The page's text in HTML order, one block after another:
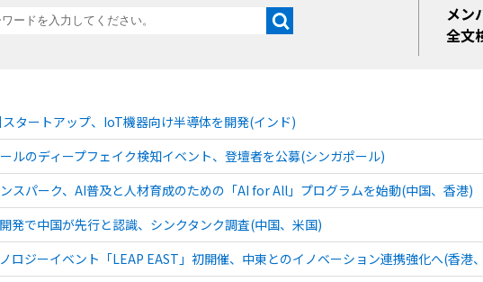
メン
全文
タートアップ、IoT機器向け半導体を開発(インド)
ルのディープフェイク検知イベント、登壇者を公募(シンガポール)
スパーク、AI普及と人材育成のための「AI for All」プログラムを始動(中国、香港)
発で中国が先行と認識、シンクタンク調査(中国、米国)
ロジーイベント「LEAP EAST」初開催、中東とのイノベーション連携強化へ(香港